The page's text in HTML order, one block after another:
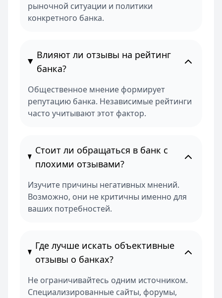
рыночной ситуации и политики
конкретного банка.
Влияют ли отзывы на рейтинг
банка?
Общественное мнение формирует
репутацию банка. Независимые рейтинги
часто учитывают этот фактор.
Стоит ли обращаться в банк с
плохими отзывами?
Изучите причины негативных мнений.
Возможно, они не критичны именно для
ваших потребностей.
Где лучше искать объективные
отзывы о банках?
Не ограничивайтесь одним источником.
Специализированные сайты, форумы,